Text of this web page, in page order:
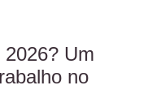
Um
no